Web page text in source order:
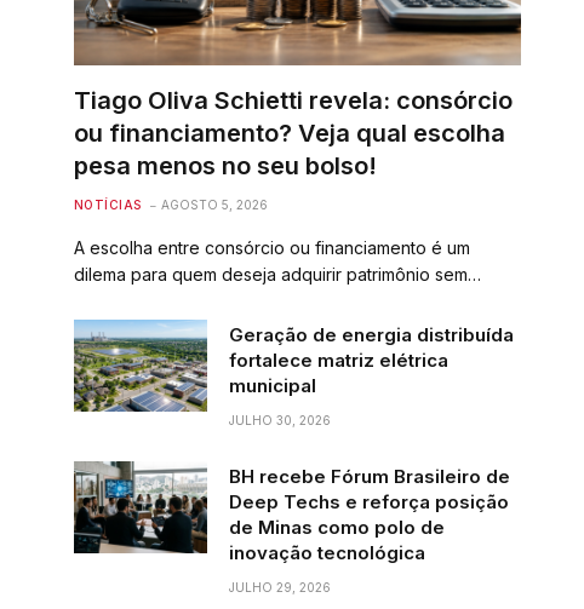
Tiago Oliva Schietti revela: consórcio
ou financiamento? Veja qual escolha
pesa menos no seu bolso!
NOTÍCIAS AGOSTO 5, 2026
A escolha entre consórcio ou financiamento é um
dilema para quem deseja adquirir patrimônio sem…
Geração de energia distribuída
fortalece matriz elétrica
municipal
JULHO 30, 2026
BH recebe Fórum Brasileiro de
Deep Techs e reforça posição
de Minas como polo de
inovação tecnológica
JULHO 29, 2026